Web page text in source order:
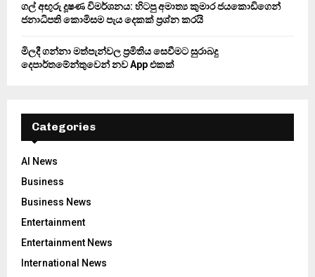
ගල් අඟුරු දූෂණ විමර්ශනය: හිටපු අමාත්‍ය කුමාර ජයකොඩිගෙන්
ජනාධිපති කොමිසම පැය දෙකක් ප්‍රශ්න කරයි
මිලදී ගන්නා මත්පැන්වල ප්‍රමිතිය සෙවීමට සුරාබදු
දෙපාර්තමේන්තුවෙන් නව App එකක්
Categories
AI News
Business
Business News
Entertainment
Entertainment News
International News